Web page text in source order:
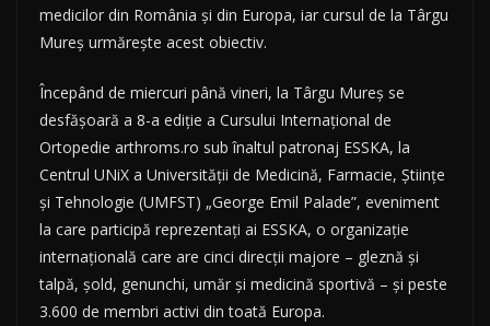
medicilor din România şi din Europa, iar cursul de la Târgu
Mureş urmăreşte acest obiectiv.
Începând de miercuri până vineri, la Târgu Mureş se
desfăşoară a 8-a ediţie a Cursului Internaţional de
Ortopedie arthroms.ro sub înaltul patronaj ESSKA, la
Centrul UNiX a Universităţii de Medicină, Farmacie, Ştiinţe
şi Tehnologie (UMFST) „George Emil Palade”, eveniment
la care participă reprezentaţi ai ESSKA, o organizaţie
internaţională care are cinci direcţii majore – gleznă şi
talpă, şold, genunchi, umăr şi medicină sportivă – şi peste
3.600 de membri activi din toată Europa.